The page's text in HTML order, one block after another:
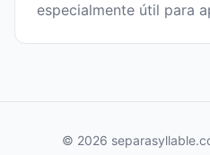
especialmente útil para
© 2026